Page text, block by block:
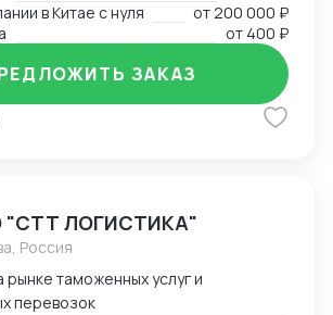
в Китае с нуля
от200 000 ₽
от 400 ₽
ЗАКАЗ
"СТТ ЛОГИСТИКА"
Россия
рынке таможенных услуг и
перевозок